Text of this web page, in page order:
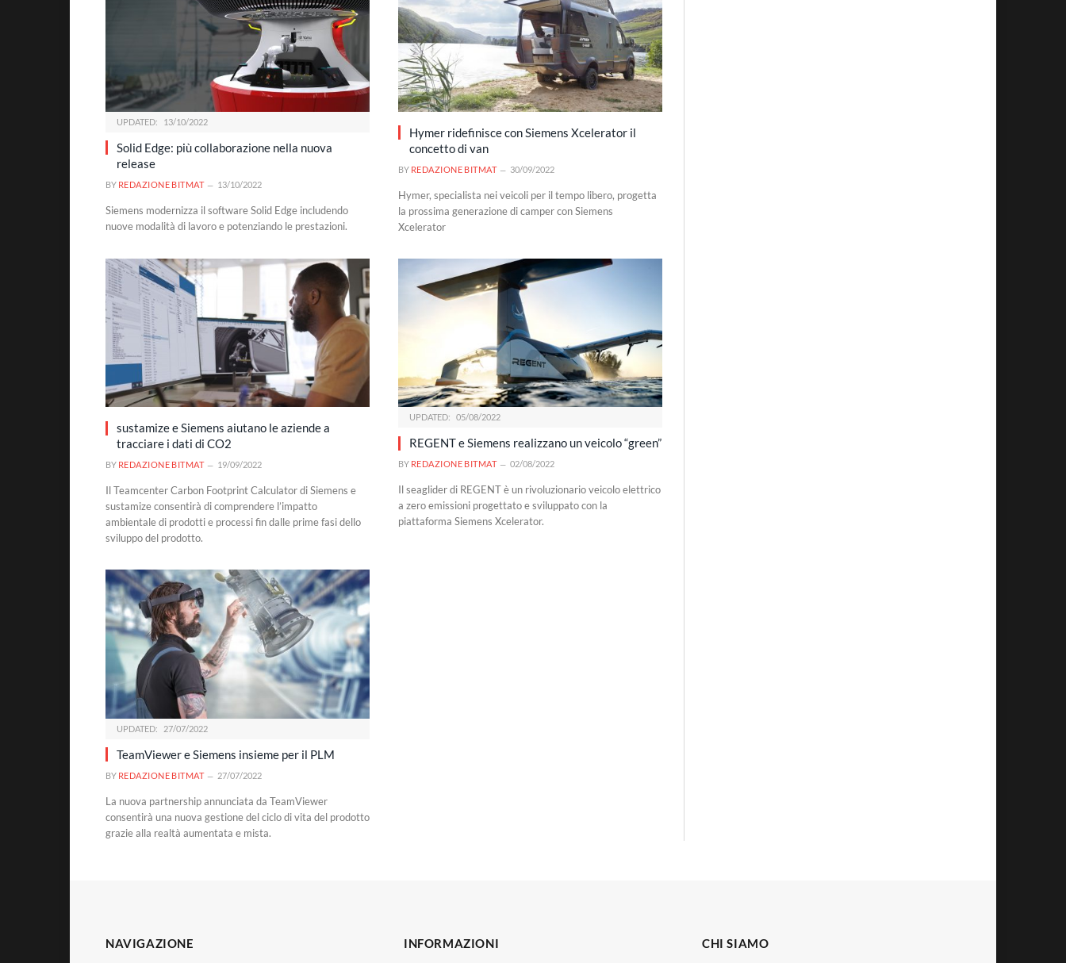
UPDATED: 13/10/2022
Solid Edge: più collaborazione nella nuova
release
BY REDAZIONE BITMAT 13/10/2022
Siemens modernizza il software Solid Edge includendo
nuove modalità di lavoro e potenziando le prestazioni.
Hymer ridefinisce con Siemens Xcelerator il
concetto di van
BY REDAZIONE BITMAT 30/09/2022
Hymer, specialista nei veicoli per il tempo libero, progetta
la prossima generazione di camper con Siemens
Xcelerator
sustamize e Siemens aiutano le aziende a
tracciare i dati di CO2
BY REDAZIONE BITMAT 19/09/2022
Il Teamcenter Carbon Footprint Calculator di Siemens e
sustamize consentirà di comprendere l’impatto
ambientale di prodotti e processi fin dalle prime fasi dello
sviluppo del prodotto.
UPDATED: 05/08/2022
REGENT e Siemens realizzano un veicolo “green”
BY REDAZIONE BITMAT 02/08/2022
Il seaglider di REGENT è un rivoluzionario veicolo elettrico
a zero emissioni progettato e sviluppato con la
piattaforma Siemens Xcelerator.
UPDATED: 27/07/2022
TeamViewer e Siemens insieme per il PLM
BY REDAZIONE BITMAT 27/07/2022
La nuova partnership annunciata da TeamViewer
consentirà una nuova gestione del ciclo di vita del prodotto
grazie alla realtà aumentata e mista.
NAVIGAZIONE INFORMAZIONI CHI SIAMO